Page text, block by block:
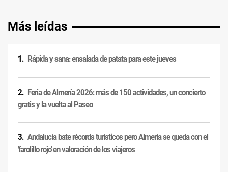
Más leídas
Rápida y sana: ensalada de patata para este jueves
Feria de Almería 2026: más de 150 actividades, un concierto
gratis y la vuelta al Paseo
Andalucía bate récords turísticos pero Almería se queda con el
'farolillo rojo' en valoración de los viajeros